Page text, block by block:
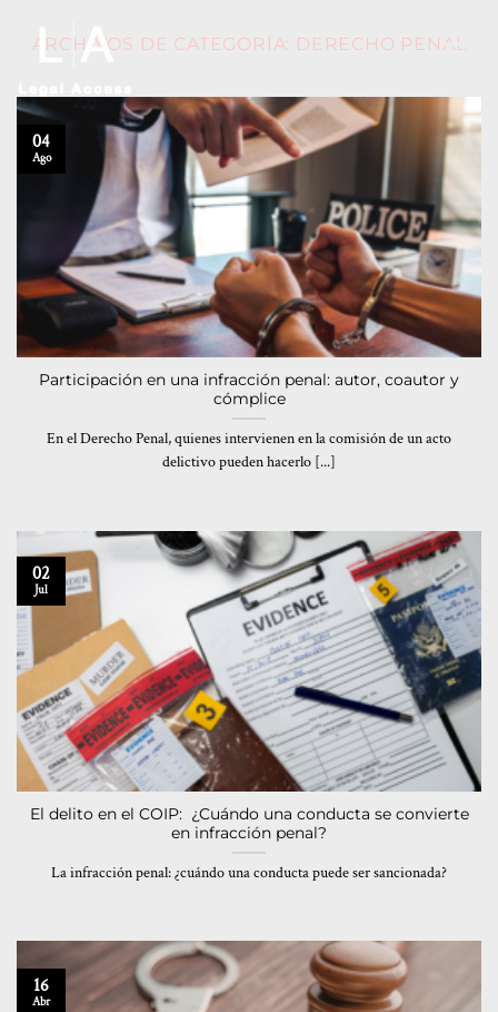
ARCHIVOS DE CATEGORÍA: DERECHO PENAL
Participación en una infracción penal: autor, coautor y
cómplice
En el Derecho Penal, quienes intervienen en la comisión de un acto
delictivo pueden hacerlo [...]
04
Ago
El delito en el COIP: ¿Cuándo una conducta se convierte
en infracción penal?
La infracción penal: ¿cuándo una conducta puede ser sancionada?
02
Jul
16
Abr